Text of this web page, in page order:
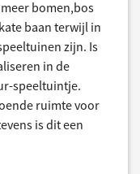
bomen,bos
baan terwijl in
zijn. Is
in de
speeltuintje.
ruimte voor
is dit een